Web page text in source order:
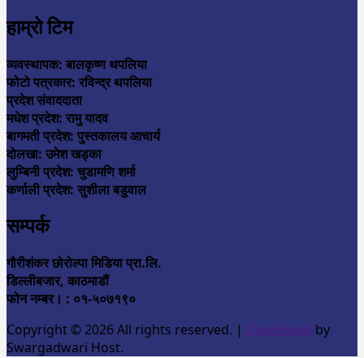
हाम्रो टिम
व्यवस्थापक: बालकृष्ण थपलिया
फोटो पत्रकार: रविन्द्र थपलिया
प्रदेश संवाददाता
मधेश प्रदेश: रामु यादव
बागमती प्रदेश: पुस्तकालय आचार्य
दोलखा: उमेश खड्का
लुम्बिनी प्रदेश: चुडामणि शर्मा
कर्णाली प्रदेश: सुशीला बडुवाल
सम्पर्क
गौरीशंकर छोरोल्पा मिडिया प्रा.लि.
डिल्लीबजार, काठमाडौं
फोन नम्बर। : ०१-५०७१९०
Copyright © 2026 All rights reserved. | Developed by
Swargadwari Host.